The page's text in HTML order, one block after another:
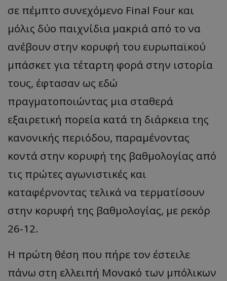
σε πέμπτο συνεχόμενο Final Four και
μόλις δύο παιχνίδια μακριά από το να
ανέβουν στην κορυφή του ευρωπαϊκού
μπάσκετ για τέταρτη φορά στην ιστορία
τους, έφτασαν ως εδώ
πραγματοποιώντας μια σταθερά
εξαιρετική πορεία κατά τη διάρκεια της
κανονικής περιόδου, παραμένοντας
κοντά στην κορυφή της βαθμολογίας από
τις πρώτες αγωνιστικές και
καταφέρνοντας τελικά να τερματίσουν
στην κορυφή της βαθμολογίας, με ρεκόρ
26-12.
Η πρώτη θέση που πήρε τον έστειλε
πάνω στη ελλειπή Μονακό των μπόλικων